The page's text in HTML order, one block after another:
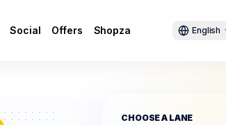
Social Offers Shopza English
CHOOSE A LANE